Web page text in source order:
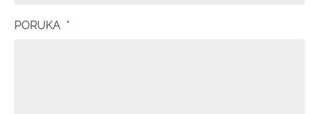
PORUKA *